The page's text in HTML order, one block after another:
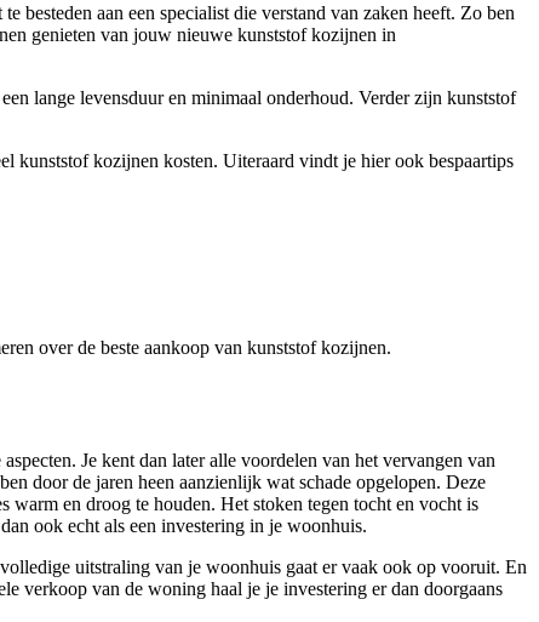
besteden aan een specialist die verstand van zaken heeft. Zo ben
genieten van jouw nieuwe kunststof kozijnen in
lange levensduur en minimaal onderhoud. Verder zijn kunststof
kunststof kozijnen kosten. Uiteraard vindt je hier ook bespaartips
over de beste aankoop van kunststof kozijnen.
Je kent dan later alle voordelen van het vervangen van
door de jaren heen aanzienlijk wat schade opgelopen. Deze
warm en droog te houden. Het stoken tegen tocht en vocht is
ook echt als een investering in je woonhuis.
uitstraling van je woonhuis gaat er vaak ook op vooruit. En
verkoop van de woning haal je je investering er dan doorgaans